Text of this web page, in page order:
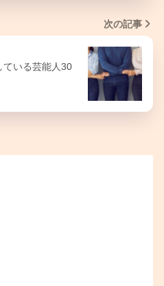
次の記事
ている芸能人30